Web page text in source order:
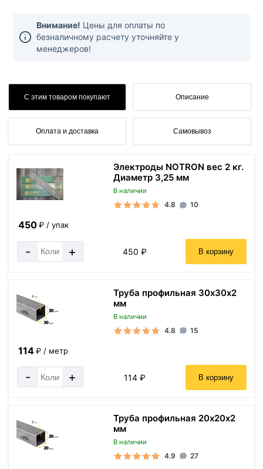
Внимание! Цены для оплаты по
безналичному расчету уточняйте у
менеджеров!
С этим товаром покупают Описание
Оплата и доставка Самовывоз
Электроды NOTRON вес 2 кг.
Диаметр 3,25 мм
В наличии
4.8 10
450₽ / упак
- + 450 ₽ В корзину
Труба профильная 30х30х2
мм
В наличии
4.8 15
114₽ / метр
- + 114 ₽ В корзину
Труба профильная 20х20х2
мм
В наличии
4.9 27